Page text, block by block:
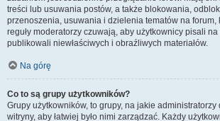
treści lub usuwania postów, a także blokowania,
przenoszenia, usuwania i dzielenia tematów na forum,
reguły moderatorzy czuwają, aby użytkownicy pisali
publikowali niewłaściwych i obraźliwych materiałów.
Na górę
Co to są grupy użytkowników?
Grupy użytkowników, to grupy, na jakie administratorzy
witryny, aby łatwiej było nimi zarządzać. Każdy